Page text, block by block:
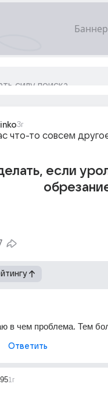
3г
что-то совсем
если
в чем проблема. Тем
Ответить
1г